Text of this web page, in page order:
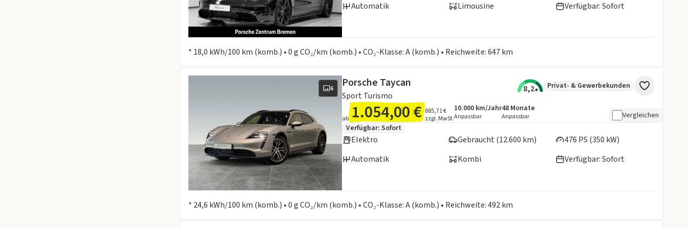
Automatik
Limousine Verfügbar: Sofort
* 18,0 kWh/100 km (komb.) • 0 g CO₂/km (komb.) • CO₂-Klasse: A (komb.) • Reichweite: 647 km
6 Porsche Taycan
Sport Turismo
8,2 Privat- & Gewerbekunden
ab 1.054,00 € 885,71 €
zzgl. MwSt.
Angebotsdetails:
Inklusive Laufleistung
10.000 km/Jahr
Anpassbar
Laufzeit
48 Monate
Anpassbar Vergleichen
Zusätzliche Fahrzeuginformationen:
Verfügbar: Sofort
Elektro Gebraucht (12.600 km)
476 PS (350 kW)
Automatik
Kombi Verfügbar: Sofort
* 24,6 kWh/100 km (komb.) • 0 g CO₂/km (komb.) • CO₂-Klasse: A (komb.) • Reichweite: 492 km